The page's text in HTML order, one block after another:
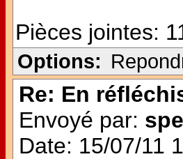
Pièces jointes:
Options:
Re: En
Envoyé par:
Date: 15/07/11